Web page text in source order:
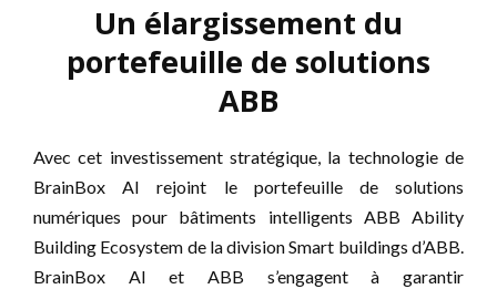
Un élargissement du
portefeuille de solutions
ABB
Avec cet investissement stratégique, la technologie de
BrainBox AI rejoint le portefeuille de solutions
numériques pour bâtiments intelligents ABB Ability
Building Ecosystem de la division Smart buildings d’ABB.
BrainBox AI et ABB s’engagent à garantir